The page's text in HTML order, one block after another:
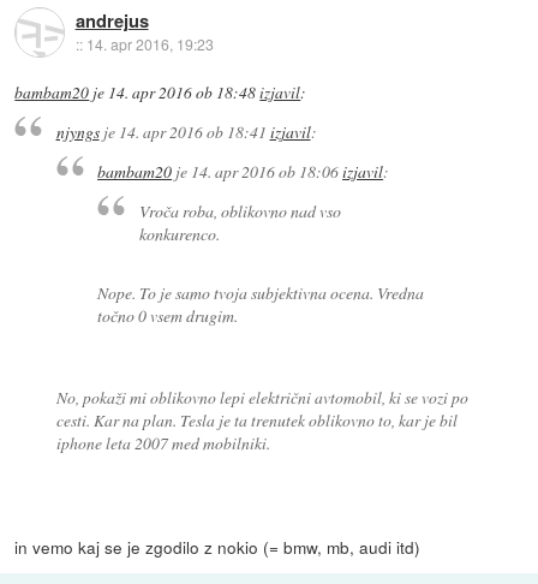
andrejus
:: 14. apr 2016, 19:23
bambam20 je 14. apr 2016 ob 18:48izjavil:
njyngsje 14. apr 2016 ob 18:41 izjavil:
bambam20 je 14. apr 2016 ob 18:06izjavil:
Vroča roba, oblikovno nad vso
konkurenco.
Nope. To je samo tvoja subjektivna ocena. Vredna
točno 0 vsem drugim.
No, pokaži mi oblikovno lepi električni avtomobil, ki se vozi po
cesti. Kar na plan. Tesla je ta trenutek oblikovno to, kar je bil
iphone leta 2007 med mobilniki.
in vemo kaj se je zgodilo z nokio (= bmw, mb, audi itd)